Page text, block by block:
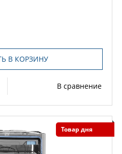
В КОРЗИНУ
В сравнение
Товар дня